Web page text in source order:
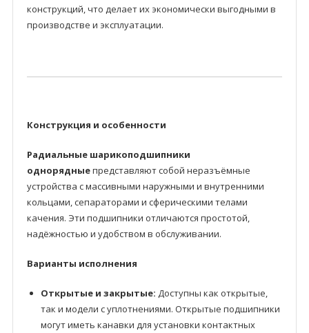
конструкций, что делает их экономически выгодными в
производстве и эксплуатации.
Конструкция и особенности
Радиальные шарикоподшипники
однорядныепредставляют собой неразъёмные
устройства с массивными наружными и внутренними
кольцами, сепараторами и сферическими телами
качения. Эти подшипники отличаются простотой,
надёжностью и удобством в обслуживании.
Варианты исполнения
Открытые и закрытые: Доступны как открытые,
так и модели с уплотнениями. Открытые подшипники
могут иметь канавки для установки контактных